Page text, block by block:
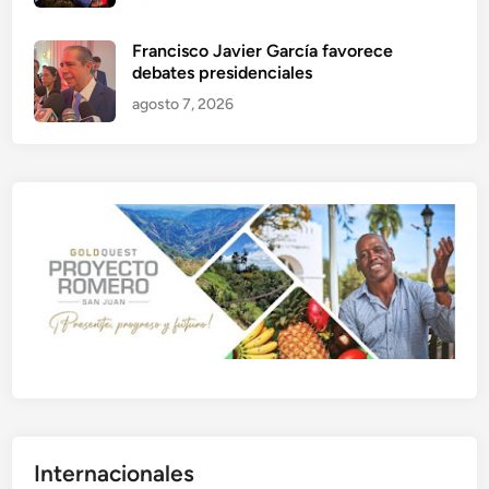
Francisco Javier García favorece
debates presidenciales
agosto 7, 2026
Internacionales